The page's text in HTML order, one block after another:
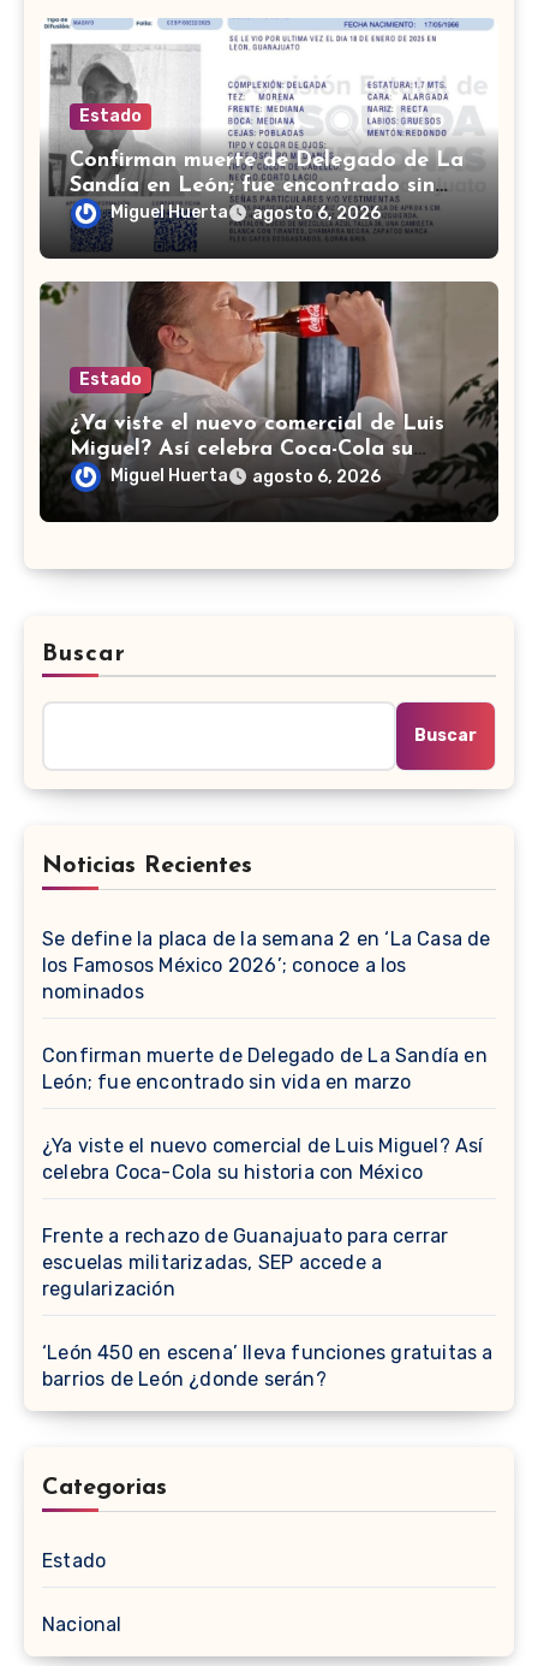
Estado
Confirman muerte de Delegado de La
Sandía en León; fue encontrado sin
vida en marzo
Miguel Huerta agosto 6, 2026
Estado
¿Ya viste el nuevo comercial de Luis
Miguel? Así celebra Coca-Cola su
historia con México
Miguel Huerta agosto 6, 2026
Buscar
Buscar
Noticias Recientes
Se define la placa de la semana 2 en ‘La Casa de
los Famosos México 2026’; conoce a los
nominados
Confirman muerte de Delegado de La Sandía en
León; fue encontrado sin vida en marzo
¿Ya viste el nuevo comercial de Luis Miguel? Así
celebra Coca-Cola su historia con México
Frente a rechazo de Guanajuato para cerrar
escuelas militarizadas, SEP accede a
regularización
‘León 450 en escena’ lleva funciones gratuitas a
barrios de León ¿donde serán?
Categorias
Estado
Nacional